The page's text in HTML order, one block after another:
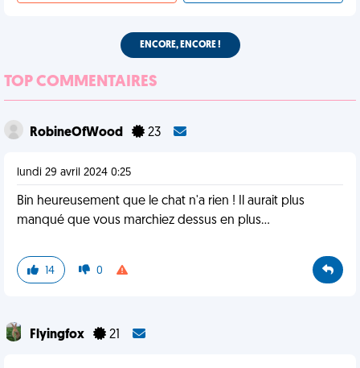
ENCORE, ENCORE !
TOP COMMENTAIRES
RobineOfWood 23
lundi 29 avril 2024 0:25
Bin heureusement que le chat n'a rien ! Il aurait plus
manqué que vous marchiez dessus en plus...
14 0
Flyingfox 21